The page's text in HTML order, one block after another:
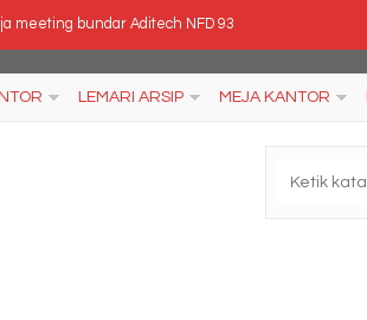
meeting bundar Aditech NFD 93
Alba LC – 502
Kursi Kantor Rakuda KP 325 DW
LEMARI ARSIP MEJA KANTOR